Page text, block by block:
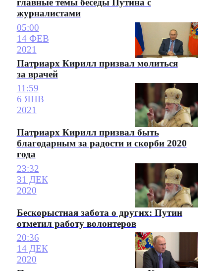
главные темы беседы Путина с
журналистами
05:00
14 ФЕВ
2021
Патриарх Кирилл призвал молиться
за врачей
11:59
6 ЯНВ
2021
Патриарх Кирилл призвал быть
благодарным за радости и скорби 2020
года
23:32
31 ДЕК
2020
Бескорыстная забота о других: Путин
отметил работу волонтеров
20:36
14 ДЕК
2020